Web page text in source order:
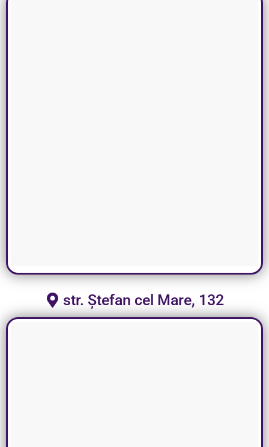
str. Ștefan cel Mare, 132